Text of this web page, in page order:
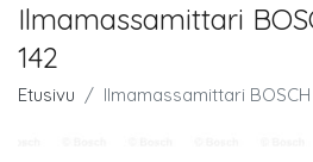
Ilmamassamittari
142
Etusivu Ilmamassamittari BOSCH